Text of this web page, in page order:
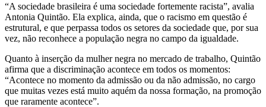
“A sociedade brasileira é uma sociedade fortemente racista”, avalia
Antonia Quintão. Ela explica, ainda, que o racismo em questão é
estrutural, e que perpassa todos os setores da sociedade que, por sua
vez, não reconhece a população negra no campo da igualdade.
Quanto à inserção da mulher negra no mercado de trabalho, Quintão
afirma que a discriminação acontece em todos os momentos:
“Acontece no momento da admissão ou da não admissão, no cargo
que muitas vezes está muito aquém da nossa formação, na promoção
que raramente acontece”.